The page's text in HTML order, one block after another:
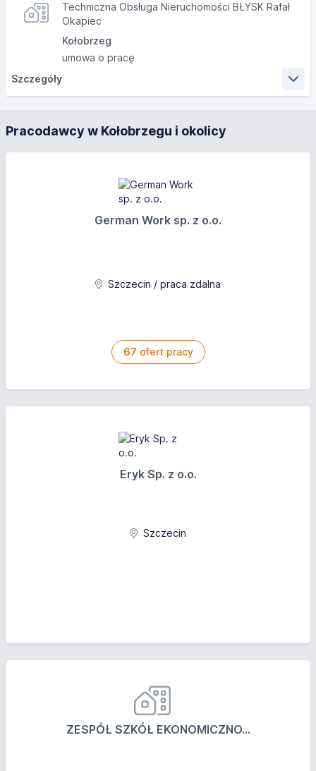
Techniczna Obsługa Nieruchomości BŁYSK Rafał
Okapiec
Kołobrzeg
umowa o pracę
Szczegóły
Wykształcenie: podstawowe
Wynagrodzenie brutto: od 22,8 PLN
Pracodawcy w Kołobrzegu i okolicy
German Work sp. z o.o.
Szczecin / praca zdalna
67 ofert pracy
Eryk Sp. z o.o.
Szczecin
ZESPÓŁ SZKÓŁ EKONOMICZNO...